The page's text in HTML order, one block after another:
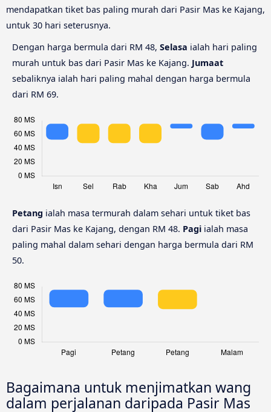
mendapatkan tiket bas paling murah dari Pasir Mas ke Kajang,
untuk 30 hari seterusnya.
Dengan harga bermula dari RM 48, Selasa ialah hari paling
murah untuk bas dari Pasir Mas ke Kajang. Jumaat
sebaliknya ialah hari paling mahal dengan harga bermula
dari RM 69.
Petang ialah masa termurah dalam sehari untuk tiket bas
dari Pasir Mas ke Kajang, dengan RM 48. Pagi ialah masa
paling mahal dalam sehari dengan harga bermula dari RM
50.
Bagaimana untuk menjimatkan wang
dalam perjalanan daripada Pasir Mas